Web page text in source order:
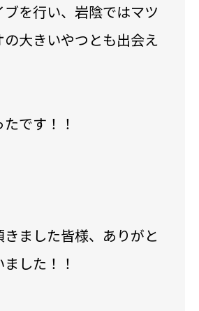
ブを行い、岩陰ではマツ
の大きいやつとも出会え
です！！
きました皆様、ありがと
した！！